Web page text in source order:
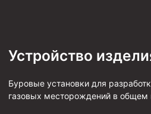
Муфта ОТТМ 114
Устройство
Буровые установки для
газовых месторождений в общем